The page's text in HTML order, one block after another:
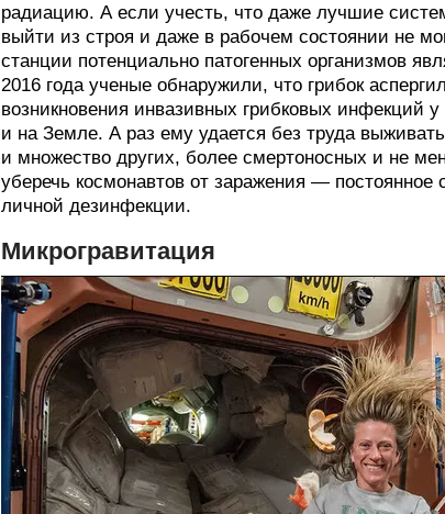
радиацию. А если учесть, что даже лучшие
выйти из строя и даже в рабочем состоянии не
станции потенциально патогенных организмов
2016 года ученые обнаружили, что грибок
возникновения инвазивных грибковых инфекций
и на Земле. А раз ему удается без труда
и множество других, более смертоносных и не
уберечь космонавтов от заражения —
личной дезинфекции.
Микрогравитация